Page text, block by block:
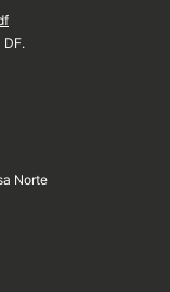
DF.
Norte